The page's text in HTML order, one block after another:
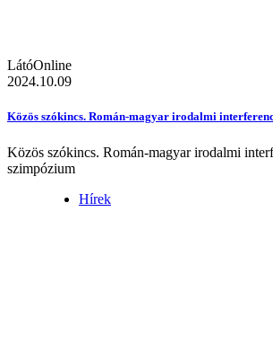
LátóOnline
2024.10.09
Közös szókincs. Román-magyar irodalmi
Közös szókincs. Román-magyar irodalmi
szimpózium
Hírek